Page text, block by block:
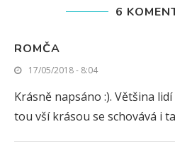
6
ROMČA
17/05/2018 - 8:04
Krásně napsáno :). Většina
tou vší krásou se schovává i